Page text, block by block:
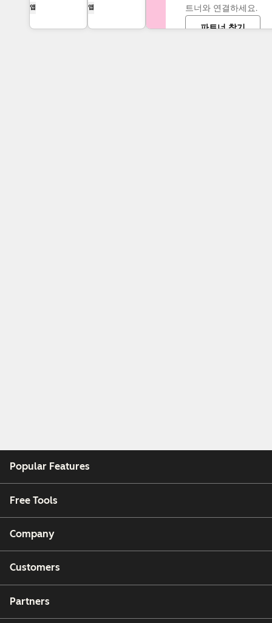
츠.
앱
QuickBooks,
NetSuite 또는
앱
트너와 연결하세요.
파트너 찾기
Popular Features
Free Tools
Company
Customers
Partners